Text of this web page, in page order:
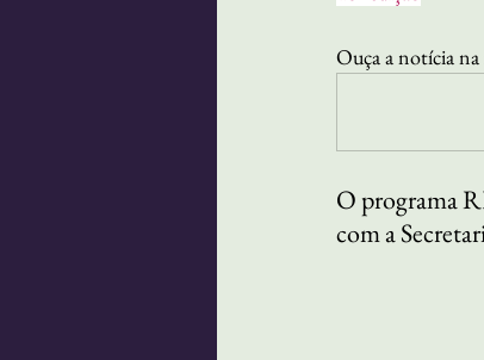
Ouça a notícia
O programa
com a